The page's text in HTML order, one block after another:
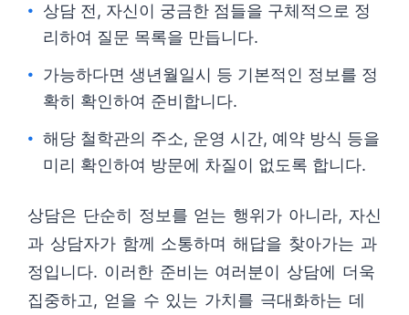
상담 전, 자신이 궁금한 점들을 구체적으로 정
리하여 질문 목록을 만듭니다.
가능하다면 생년월일시 등 기본적인 정보를 정
확히 확인하여 준비합니다.
해당 철학관의 주소, 운영 시간, 예약 방식 등을
미리 확인하여 방문에 차질이 없도록 합니다.
상담은 단순히 정보를 얻는 행위가 아니라, 자신
과 상담자가 함께 소통하며 해답을 찾아가는 과
정입니다. 이러한 준비는 여러분이 상담에 더욱
집중하고, 얻을 수 있는 가치를 극대화하는 데